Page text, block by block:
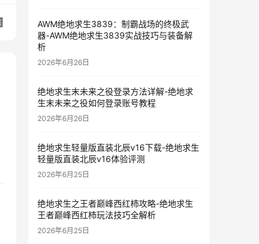
AWM绝地求生3839：制霸战场的终极武
器-AWM绝地求生3839实战技巧与装备解
析
2026年6月26日
绝地求生末未来之役登录方法详解-绝地求
生末未来之役如何登录账号教程
2026年6月26日
绝地求生轻量版直装北辰v16下载-绝地求生
轻量版直装北辰v16体验评测
2026年6月25日
绝地求生之王者巅峰西红柿攻略-绝地求生
王者巅峰西红柿玩法技巧全解析
2026年6月25日